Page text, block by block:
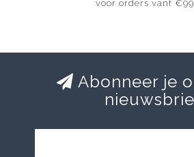
voor orders vanf
Abonneer je